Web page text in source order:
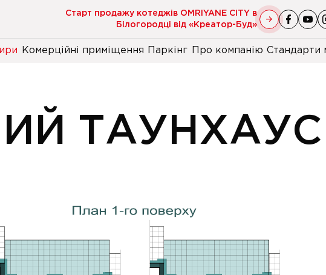
Старт продажу котеджів OMRIYANE CITY в
Білогородці від «Креатор-Буд»
Комерційні приміщення Паркінг Про компанію Стандарти
ТАУНХАУС